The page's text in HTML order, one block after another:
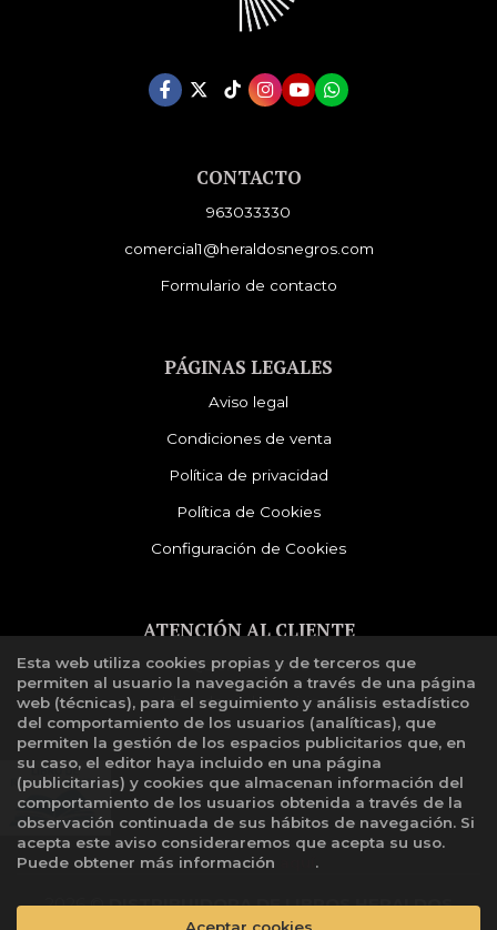
CONTACTO
963033330
comercial1@heraldosnegros.com
Formulario de contacto
PÁGINAS LEGALES
Aviso legal
Condiciones de venta
Política de privacidad
Política de Cookies
Configuración de Cookies
ATENCIÓN AL CLIENTE
Quiénes somos
Libro de reclamaciones
2026 ©DISTRIBUIDORA DE LIBROS HERALDOS
Esta web utiliza cookies propias y de terceros que
permiten al usuario la navegación a través de una página
web (técnicas), para el seguimiento y análisis estadístico
del comportamiento de los usuarios (analíticas), que
permiten la gestión de los espacios publicitarios que, en
su caso, el editor haya incluido en una página
(publicitarias) y cookies que almacenan información del
comportamiento de los usuarios obtenida a través de la
observación continuada de sus hábitos de navegación. Si
acepta este aviso consideraremos que acepta su uso.
Puede obtener más información
.